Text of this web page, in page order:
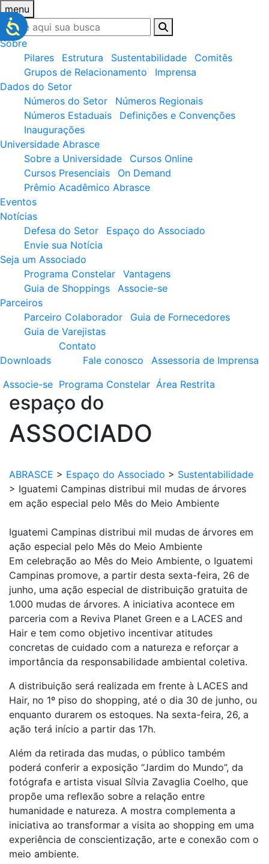
menu
Sobre
Pilares
Estrutura Sustentabilidade
Comitês
Grupos de Relacionamento
Imprensa
Dados do Setor
Números do Setor
Números Regionais
Números Estaduais
Definições e Convenções
Inaugurações
Universidade Abrasce
Sobre a Universidade
Cursos Online
Cursos Presenciais
On Demand
Prêmio Acadêmico Abrasce
Eventos
Notícias
Defesa do Setor
Espaço do Associado
Envie sua Notícia
Seja um Associado
Programa Constelar
Vantagens
Guia de Shoppings
Associe-se
Parceiros
Parceiro Colaborador
Guia de Fornecedores
Guia de Varejistas
Downloads
Contato
Fale conosco
Assessoria de Imprensa
Associe-se Programa Constelar Área Restrita
espaço do
ASSOCIADO
ABRASCE > Espaço do Associado > Sustentabilidade
> Iguatemi Campinas distribui mil mudas de árvores
em ação especial pelo Mês do Meio Ambiente
Iguatemi Campinas distribui mil mudas de árvores em
ação especial pelo Mês do Meio Ambiente
Em celebração ao Mês do Meio Ambiente, o Iguatemi
Campinas promove, a partir desta sexta-feira, 26 de
junho, uma ação especial de distribuição gratuita de
1.000 mudas de árvores. A iniciativa acontece em
parceria com a Reviva Planet Green e a LACES and
Hair e tem como objetivo incentivar atitudes
concretas de cuidado com a natureza e reforçar a
importância da responsabilidade ambiental coletiva.
A distribuição será realizada em frente à LACES and
Hair, no 1º piso do shopping, até o dia 30 de junho, ou
enquanto durarem os estoques. Na sexta-feira, 26, a
ação terá início a partir das 17h.
Além da retirada das mudas, o público também
poderá conferir a exposição “Jardim do Mundo”, da
fotógrafa e artista visual Sílvia Zavaglia Coelho, que
propõe uma reflexão sobre a relação entre
humanidade e natureza. A mostra complementa a
iniciativa ao transformar a visita ao shopping em uma
experiência de conscientização, arte e conexão com o
meio ambiente.